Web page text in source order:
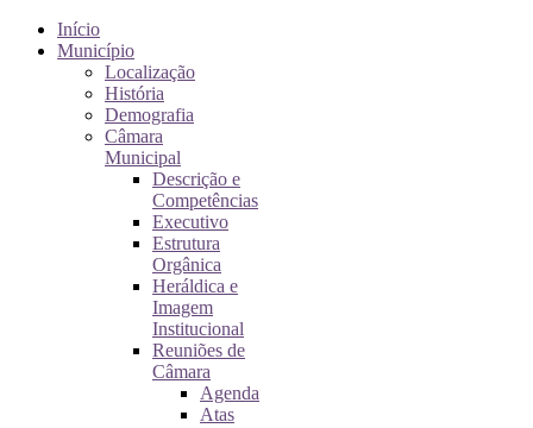
Início
Município
Localização
História
Demografia
Câmara
Municipal
Descrição e
Competências
Executivo
Estrutura
Orgânica
Heráldica e
Imagem
Institucional
Reuniões de
Câmara
Agenda
Atas